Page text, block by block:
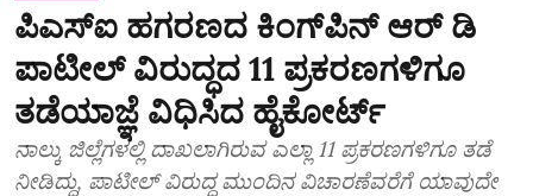
ಪಿಎಸ್‌ಐ ಹಗರಣದ ಕಿಂಗ್‌ಪಿನ್‌ ಆರ್‌ ಡಿ
ಪಾಟೀಲ್‌ ವಿರುದ್ಧದ 11 ಪ್ರಕರಣಗಳಿಗೂ
ತಡೆಯಾಜ್ಞೆ ವಿಧಿಸಿದ ಹೈಕೋರ್ಟ್‌
ನಾಲ್ಕು ಜಿಲ್ಲೆಗಳಲ್ಲಿ ದಾಖಲಾಗಿರುವ ಎಲ್ಲಾ 11 ಪ್ರಕರಣಗಳಿಗೂ ತಡೆ
ನೀಡಿದ್ದು, ಪಾಟೀಲ್ ವಿರುದ್ಧ‌ ಮುಂದಿನ ವಿಚಾರಣೆವರೆಗೆ ಯಾವುದೇ